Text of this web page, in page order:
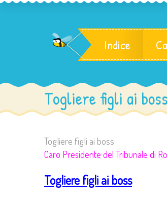
Indice
Togliere figli ai boss
Togliere figli ai boss
Caro Presidente del Tribunale di
Togliere figli ai boss